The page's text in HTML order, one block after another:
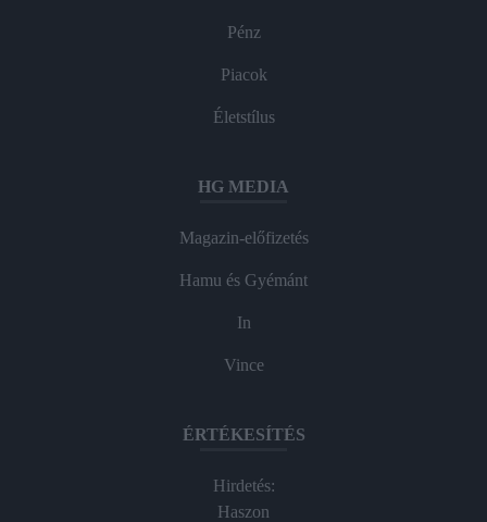
Pénz
Piacok
Életstílus
HG MEDIA
Magazin-előfizetés
Hamu és Gyémánt
In
Vince
ÉRTÉKESÍTÉS
Hirdetés:
Haszon